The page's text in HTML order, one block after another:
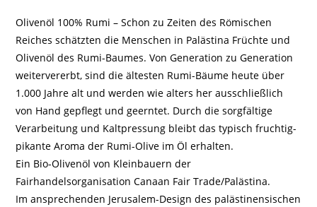
Olivenöl 100% Rumi – Schon zu Zeiten des Römischen
Reiches schätzten die Menschen in Palästina Früchte und
Olivenöl des Rumi-Baumes. Von Generation zu Generation
weitervererbt, sind die ältesten Rumi-Bäume heute über
1.000 Jahre alt und werden wie alters her ausschließlich
von Hand gepflegt und geerntet. Durch die sorgfältige
Verarbeitung und Kaltpressung bleibt das typisch fruchtig-
pikante Aroma der Rumi-Olive im Öl erhalten.
Ein Bio-Olivenöl von Kleinbauern der
Fairhandelsorganisation Canaan Fair Trade/Palästina.
Im ansprechenden Jerusalem-Design des palästinensischen